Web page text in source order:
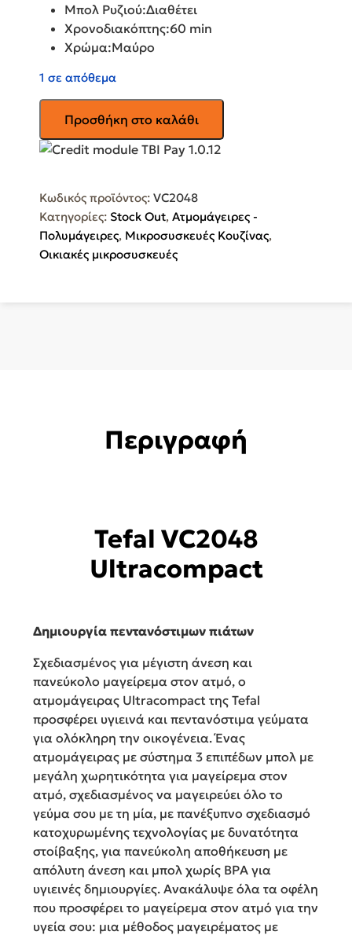
Μπολ Ρυζιού:Διαθέτει
Χρονοδιακόπτης:60 min
Χρώμα:Μαύρο
1 σε απόθεμα
Ατμομάγειρας
Ultracompact
Προσθήκη στο καλάθι
Κωδικός προϊόντος: VC2048
Κατηγορίες: Stock Out, Ατμομάγειρες -
Πολυμάγειρες, Μικροσυσκευές Κουζίνας,
Οικιακές μικροσυσκευές
Περιγραφή
Tefal VC2048
Ultracompact
Δημιουργία πεντανόστιμων πιάτων
Σχεδιασμένος για μέγιστη άνεση και
πανεύκολο μαγείρεμα στον ατμό, ο
ατμομάγειρας Ultracompact της Tefal
προσφέρει υγιεινά και πεντανόστιμα γεύματα
για ολόκληρη την οικογένεια. Ένας
ατμομάγειρας με σύστημα 3 επιπέδων μπολ με
μεγάλη χωρητικότητα για μαγείρεμα στον
ατμό, σχεδιασμένος να μαγειρεύει όλο το
γεύμα σου με τη μία, με πανέξυπνο σχεδιασμό
κατοχυρωμένης τεχνολογίας με δυνατότητα
στοίβαξης, για πανεύκολη αποθήκευση με
απόλυτη άνεση και μπολ χωρίς BPA για
υγιεινές δημιουργίες. Ανακάλυψε όλα τα οφέλη
που προσφέρει το μαγείρεμα στον ατμό για την
υγεία σου: μια μέθοδος μαγειρέματος με